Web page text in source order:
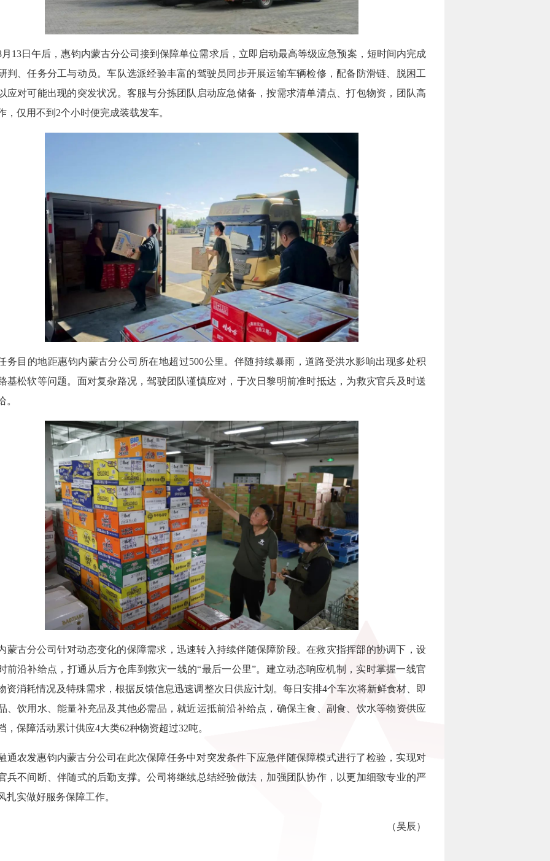
日午后，惠钧内蒙古分公司接到保障单位需求后，立即启动最高等级应急预案，短时间内完成
判、任务分工与动员。车队选派经验丰富的驾驶员同步开展运输车辆检修，配备防滑链、脱困工
应对可能出现的突发状况。客服与分拣团队启动应急储备，按需求清单清点、打包物资，团队高
，仅用不到2个小时便完成装载发车。
目的地距惠钧内蒙古分公司所在地超过500公里。伴随持续暴雨，道路受洪水影响出现多处积
基松软等问题。面对复杂路况，驾驶团队谨慎应对，于次日黎明前准时抵达，为救灾官兵及时送
。
古分公司针对动态变化的保障需求，迅速转入持续伴随保障阶段。在救灾指挥部的协调下，设
前沿补给点，打通从后方仓库到救灾一线的“最后一公里”。建立动态响应机制，实时掌握一线官
资消耗情况及特殊需求，根据反馈信息迅速调整次日供应计划。每日安排4个车次将新鲜食材、即
、饮用水、能量补充品及其他必需品，就近运抵前沿补给点，确保主食、副食、饮水等物资供应
，保障活动累计供应4大类62种物资超过32吨。
农发惠钧内蒙古分公司在此次保障任务中对突发条件下应急伴随保障模式进行了检验，实现对
兵不间断、伴随式的后勤支撑。公司将继续总结经验做法，加强团队协作，以更加细致专业的严
扎实做好服务保障工作。
（吴辰）